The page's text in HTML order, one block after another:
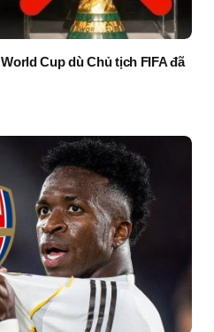
Cup dù Chủ tịch FIFA đã